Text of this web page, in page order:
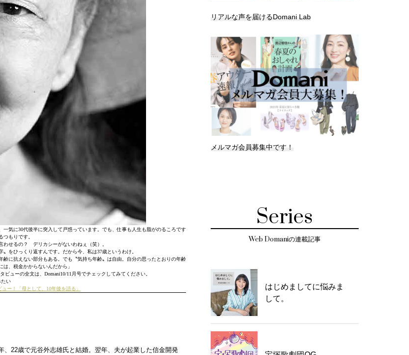
気に30代後半に突入して戸惑っています。でも、仕事も人生も脂がのるころです
つもりです。
せるの？ デリカシーがないわねぇ（笑）。
をひっくり返すんです。だから今、私は37歳というわけ。
に抗えない部分もある。でも〝気持ち年齢〟は自由。自分の思ったとおりの年齢
、税金かからないんだから」
ューの全文は、Domani10/11月号でチェックしてみてください。
たい
ー！「母として、10年後を語る」
、22歳で元谷外志雄氏と結婚。翌年、夫が起業した信金開発
リアルな声を届けるDomani Lab
メルマガ会員募集中です！
Series
Web Domaniの連載記事
はじめましてに悩みま
して。